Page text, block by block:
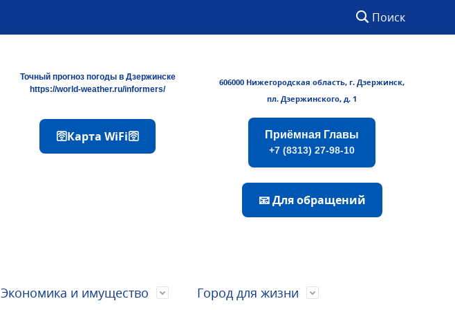
Поиск
Точный прогноз погоды в Дзержинске
https://world-weather.ru/informers/
🛜Карта WiFi🛜
606000 Нижегородская область, г. Дзержинск,
пл. Дзержинского, д. 1
Приёмная Главы
+7 (8313) 27-98-10
📧 Для обращений
Экономика и имущество Город для жизни